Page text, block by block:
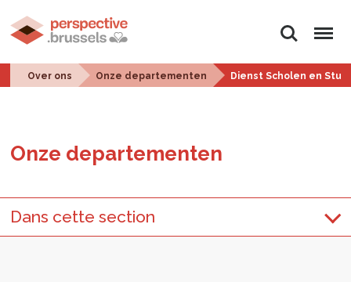
Zoeken Menu
Over ons Onze departementen Dienst Scholen en
Onze de­par­te­men­ten
Dans cette section